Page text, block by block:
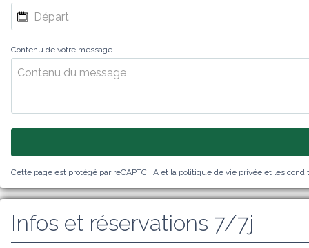
Contenu de votre message
Cette page est protégé par reCAPTCHA et la politique de vie privée et les
Infos et réservations 7/7j